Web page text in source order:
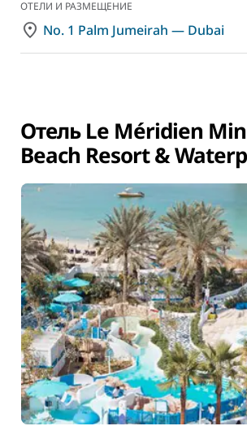
ОТЕЛИ И РАЗМЕЩЕНИЕ
No. 1 Palm Jumeirah — Dubai
Отель Le Méridien
Beach Resort &